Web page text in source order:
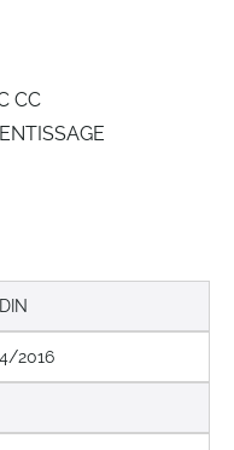
CC
2016